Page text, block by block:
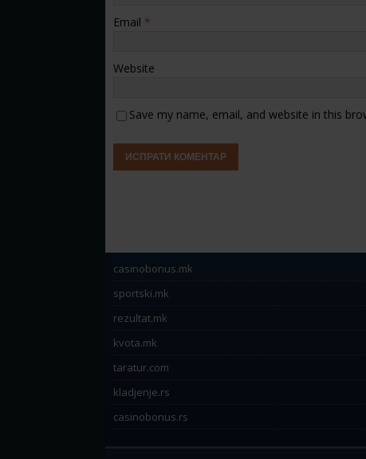
Email *
Website
Save my name, email, and website in this
casinobonus.mk
sportski.mk
rezultat.mk
kvota.mk
taratur.com
kladjenje.rs
casinobonus.rs